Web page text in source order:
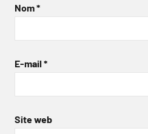
Nom*
E-mail *
Site web